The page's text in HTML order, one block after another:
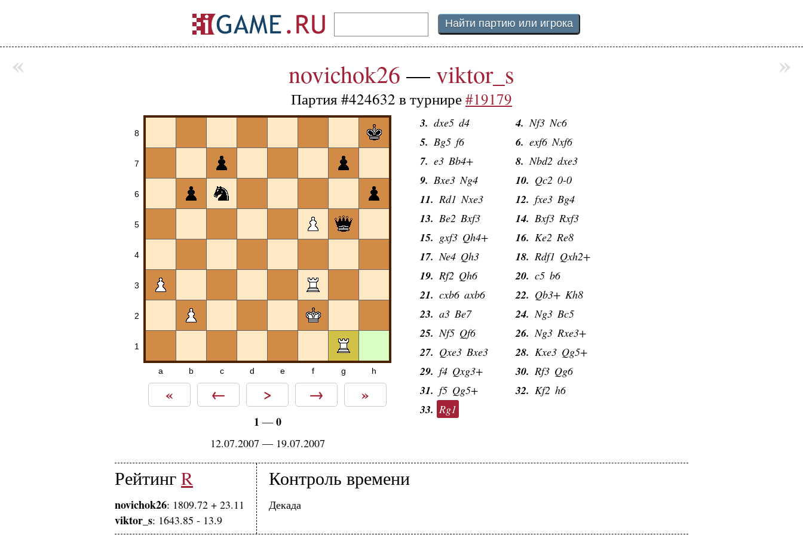
novichok26 —viktor_s
Партия #424632 в турнире#19179
8
7
6
5
4
3
2
1
a b c d e f g h
« ← > → »
1 — 0
12.07.2007 — 19.07.2007
1. d4 d5
3. dxe5 d4 4. Nf3 Nc6
5. Bg5 f6 6. exf6 Nxf6
7. e3 Bb4+ 8. Nbd2 dxe3
9. Bxe3 Ng4 10. Qc2 0-0
11. Rd1 Nxe3 12. fxe3 Bg4
13. Be2 Bxf3 14. Bxf3 Rxf3
15. gxf3 Qh4+ 16. Ke2 Re8
17. Ne4 Qh3 18. Rdf1 Qxh2+
19. Rf2 Qh6 20. c5 b6
21. cxb6 axb6 22. Qb3+ Kh8
23. a3 Be7 24. Ng3 Bc5
25. Nf5 Qf6 26. Ng3 Rxe3+
27. Qxe3 Bxe3 28. Kxe3 Qg5+
29. f4 Qxg3+ 30. Rf3 Qg6
31. f5 Qg5+ 32. Kf2 h6
33. Rg1
Рейтинг R
novichok26: 1809.72 + 23.11
viktor_s: 1643.85 - 13.9
Контроль времени
Декада
« »